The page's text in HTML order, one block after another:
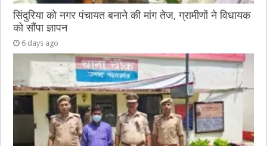
सिंदुरिया को नगर पंचायत बनाने की मांग तेज, ग्रामीणों ने विधायक
को सौंपा ज्ञापन
6 days ago